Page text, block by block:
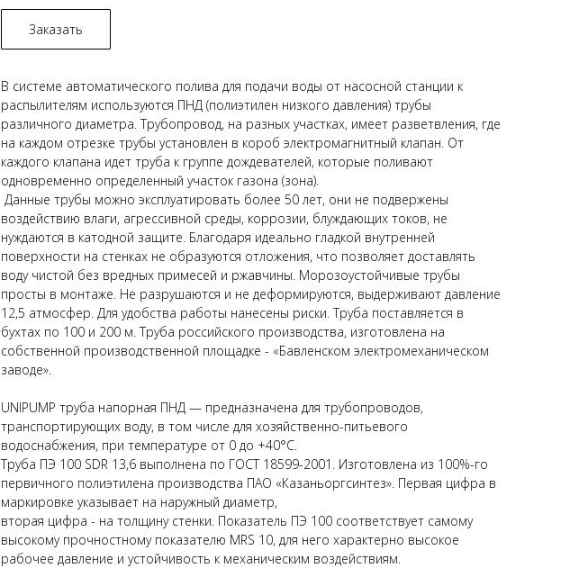
Заказать
В системе автоматического полива для подачи воды от насосной станции к
распылителям используются ПНД (полиэтилен низкого давления) трубы
различного диаметра. Трубопровод, на разных участках, имеет разветвления, где
на каждом отрезке трубы установлен в короб электромагнитный клапан. От
каждого клапана идет труба к группе дождевателей, которые поливают
одновременно определенный участок газона (зона).
Данные трубы можно эксплуатировать более 50 лет, они не подвержены
воздействию влаги, агрессивной среды, коррозии, блуждающих токов, не
нуждаются в катодной защите. Благодаря идеально гладкой внутренней
поверхности на стенках не образуются отложения, что позволяет доставлять
воду чистой без вредных примесей и ржавчины. Морозоустойчивые трубы
просты в монтаже. Не разрушаются и не деформируются, выдерживают давление
12,5 атмосфер. Для удобства работы нанесены риски. Труба поставляется в
бухтах по 100 и 200 м. Труба российского производства, изготовлена на
собственной производственной площадке - «Бавленском электромеханическом
заводе».
UNIPUMP труба напорная ПНД — предназначена для трубопроводов,
транспортирующих воду, в том числе для хозяйственно-питьевого
водоснабжения, при температуре от 0 до +40°С.
Труба ПЭ 100 SDR 13,6 выполнена по ГОСТ 18599-2001. Изготовлена из 100%-го
первичного полиэтилена производства ПАО «Казаньоргсинтез». Первая цифра в
маркировке указывает на наружный диаметр,
вторая цифра - на толщину стенки. Показатель ПЭ 100 соответствует самому
высокому прочностному показателю MRS 10, для него характерно высокое
рабочее давление и устойчивость к механическим воздействиям.